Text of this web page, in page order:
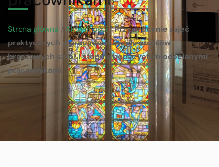
Strona główna / Aktualności /Przywrócenie zajęć
praktycznych u pracodawców dla uczniów
branżowych szkół I stopnia będących młodocianymi
pracownikami